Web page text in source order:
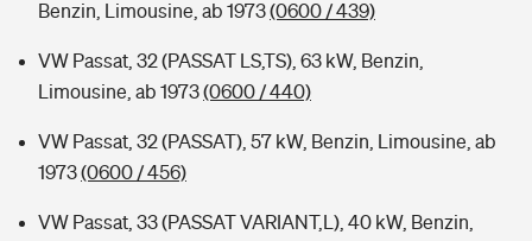
Sie haben Fragen?
Benzin, Limousine, ab 1973(0600 / 439)
VW Passat, 32 (PASSAT LS,TS), 63 kW, Benzin,
Limousine, ab 1973(0600 / 440)
VW Passat, 32 (PASSAT), 57 kW, Benzin, Limousine, ab
1973(0600 / 456)
VW Passat, 33 (PASSAT VARIANT,L), 40 kW, Benzin,